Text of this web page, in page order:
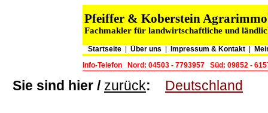
Pfeiffer & Koberstein
Fachmakler für landwirtschaftliche und
Startseite Über uns Impressum & Kontakt
Info-Telefon
Nord: 04503 - 7793957 Süd: 09852 -
Sie sind hier / zurück: Deutschland